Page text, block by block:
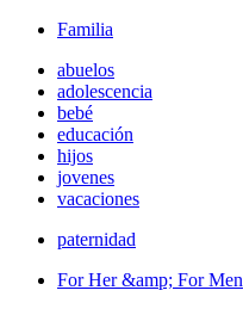
Familia
abuelos
adolescencia
bebé
educación
hijos
jovenes
vacaciones
paternidad
For Her &amp; For Men